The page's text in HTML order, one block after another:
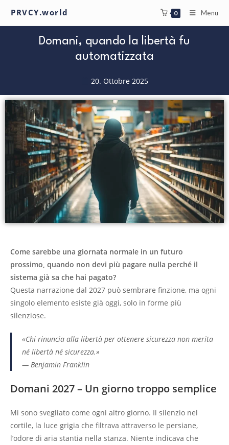
PRVCY.world 0 Menu
Domani, quando la libertà fu
automatizzata
20. Ottobre 2025
Come sarebbe una giornata normale in un futuro
prossimo, quando non devi più pagare nulla perché il
sistema già sa che hai pagato?
Questa narrazione dal 2027 può sembrare finzione, ma ogni
singolo elemento esiste già oggi, solo in forme più
silenziose.
«Chi rinuncia alla libertà per ottenere sicurezza non merita
né libertà né sicurezza.»
— Benjamin Franklin
Domani 2027 – Un giorno troppo semplice
Mi sono svegliato come ogni altro giorno. Il silenzio nel
cortile, la luce grigia che filtrava attraverso le persiane,
l’odore di aria stantia nella stanza. Niente indicava che